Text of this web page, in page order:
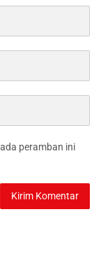
peramban ini